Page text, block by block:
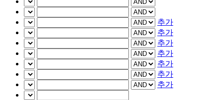
추가
추가
추가
추가
추가
추가
추가